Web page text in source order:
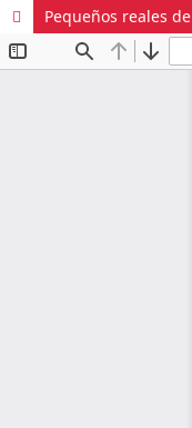
Pequeños reales